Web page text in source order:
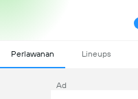
Perlawanan Lineups
Ad